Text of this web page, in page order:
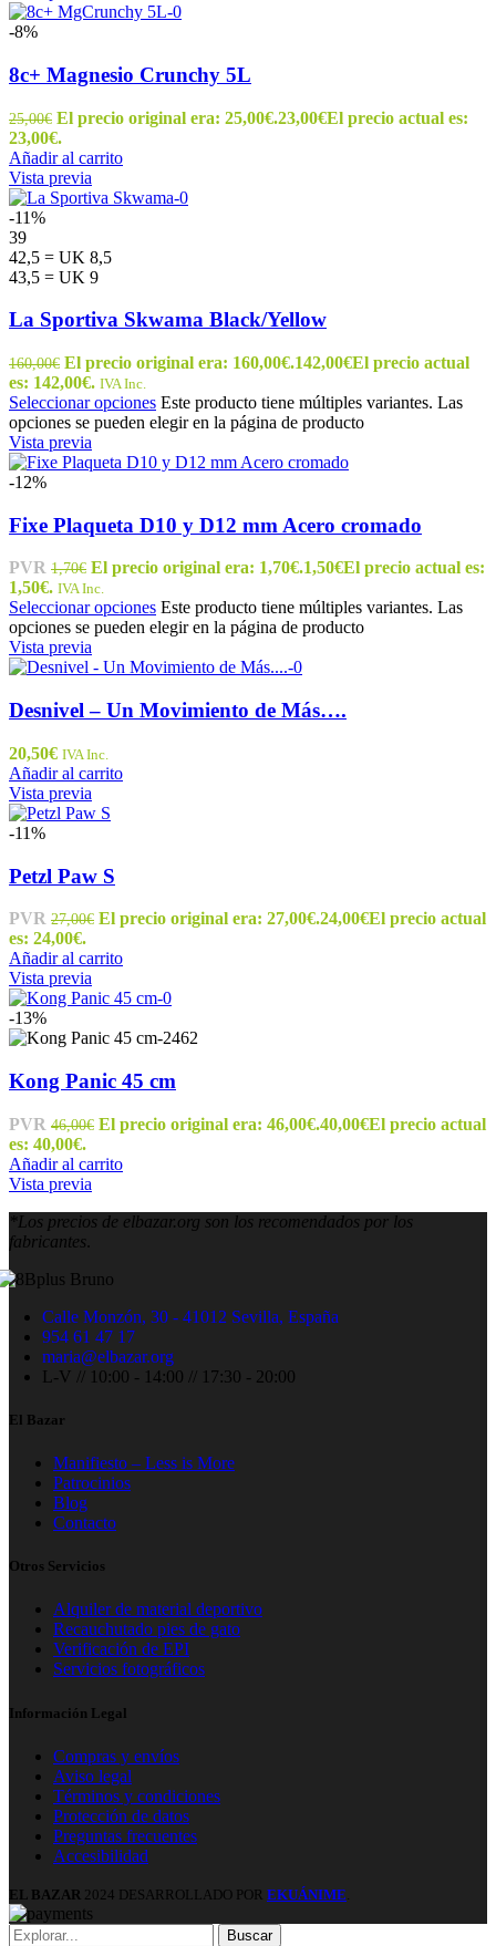
-8%
8c+ Magnesio Crunchy 5L
25,00€ El precio original era: 25,00€.23,00€El precio actual es:
23,00€.
Añadir al carrito
Vista previa
-11%
39
42,5 = UK 8,5
43,5 = UK 9
La Sportiva Skwama Black/Yellow
160,00€ El precio original era: 160,00€.142,00€El precio actual
es: 142,00€. IVA Inc.
Seleccionar opciones Este producto tiene múltiples variantes. Las
opciones se pueden elegir en la página de producto
Vista previa
-12%
Fixe Plaqueta D10 y D12 mm Acero cromado
PVR 1,70€ El precio original era: 1,70€.1,50€El precio actual es:
1,50€. IVA Inc.
Seleccionar opciones Este producto tiene múltiples variantes. Las
opciones se pueden elegir en la página de producto
Vista previa
Desnivel – Un Movimiento de Más….
20,50€ IVA Inc.
Añadir al carrito
Vista previa
-11%
Petzl Paw S
PVR 27,00€ El precio original era: 27,00€.24,00€El precio actual
es: 24,00€.
Añadir al carrito
Vista previa
-13%
Kong Panic 45 cm
PVR 46,00€ El precio original era: 46,00€.40,00€El precio actual
es: 40,00€.
Añadir al carrito
Vista previa
*Los precios de elbazar.org son los recomendados por los
fabricantes.
Calle Monzón, 30 - 41012 Sevilla, España
954 61 47 17
maria@elbazar.org
L-V // 10:00 - 14:00 // 17:30 - 20:00
El Bazar
Manifiesto – Less is More
Patrocinios
Blog
Contacto
Otros Servicios
Alquiler de material deportivo
Recauchutado pies de gato
Verificación de EPI
Servicios fotográficos
Información Legal
Compras y envíos
Aviso legal
Términos y condiciones
Protección de datos
Preguntas frecuentes
Accesibilidad
EL BAZAR 2024 DESARROLLADO POR EKUÁNIME
Buscar